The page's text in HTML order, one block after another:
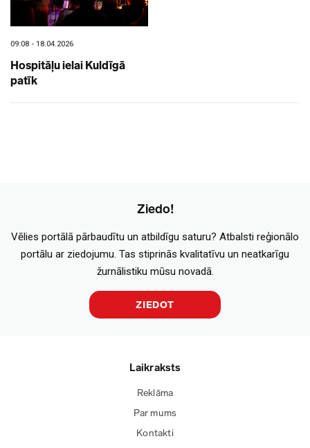
09:08 - 18.04.2026
Hospitāļu ielai Kuldīgā
patīk
Ziedo!
Vēlies portālā pārbaudītu un atbildīgu saturu? Atbalsti reģionālo
portālu ar ziedojumu. Tas stiprinās kvalitatīvu un neatkarīgu
žurnālistiku mūsu novadā.
ZIEDOT
Laikraksts
Reklāma
Par mums
Kontakti